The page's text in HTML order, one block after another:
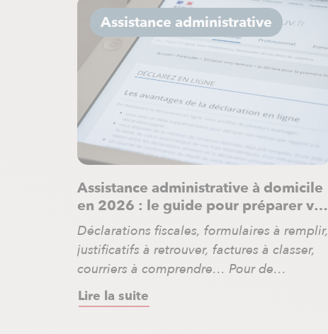
Assistance administrative
Assistance administrative à domicile
en 2026 : le guide pour préparer vos
impôts sereinement et bénéficier du
crédit d’impôt 50 %
Déclarations fiscales, formulaires à remplir,
justificatifs à retrouver, factures à classer,
courriers à comprendre… Pour de
nombreux particuliers, la gestion
administrative devient chaque année plus
Lire la suite